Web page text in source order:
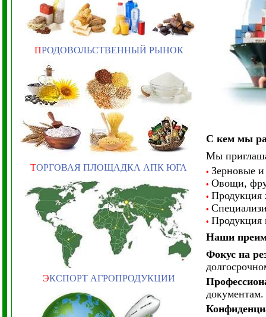
ПРОДОВОЛЬСТВЕННЫЙ РЫНОК
ТОРГОВАЯ ПЛОЩАДКА АПК ЮГА
ЭКСПОРТ АГРОПРОДУКЦИИ
С кем мы
Мы
• Зерновые
• Овощи,
• Продукция
•
• Продукция
Наши
Фокус на
документам.